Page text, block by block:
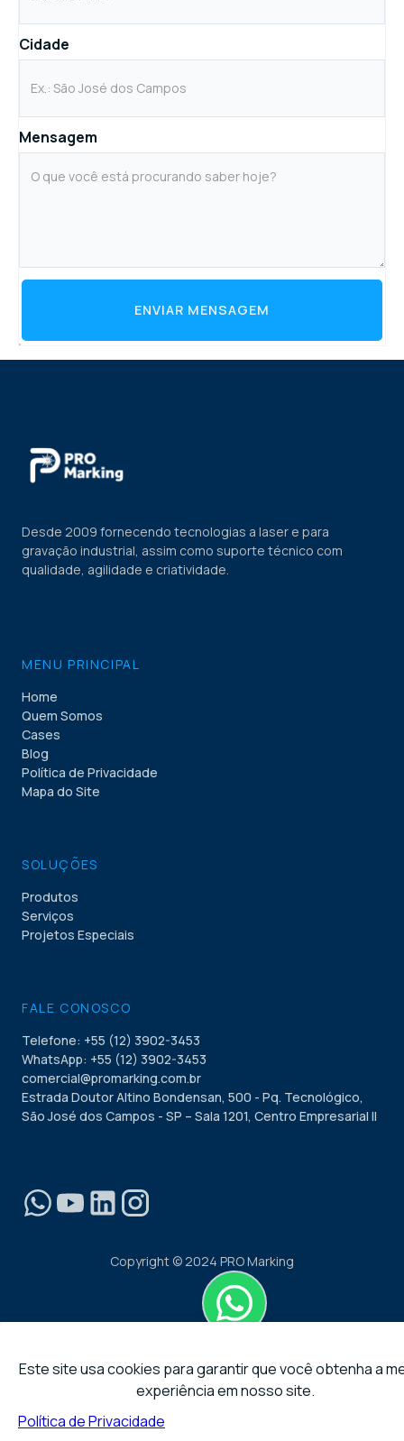
Cidade
Mensagem
ENVIAR MENSAGEM
Desde 2009 fornecendo tecnologias a laser e para
gravação industrial, assim como suporte técnico com
qualidade, agilidade e criatividade.
MENU PRINCIPAL
Home
Quem Somos
Cases
Blog
Política de Privacidade
Mapa do Site
SOLUÇÕES
Produtos
Serviços
Projetos Especiais
FALE CONOSCO
Telefone: +55 (12) 3902-3453
WhatsApp: +55 (12) 3902-3453
comercial@promarking.com.br
Estrada Doutor Altino Bondensan, 500 - Pq. Tecnológico,
São José dos Campos - SP – Sala 1201, Centro Empresarial II
Copyright © 2024 PRO Marking
Este site usa cookies para garantir que você obtenha a
experiência em nosso site.
Política de Privacidade